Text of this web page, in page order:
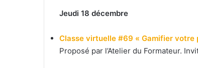
Jeudi 18 décembre
Classe virtuelle #69 « Gamifier votre
Proposé par l’Atelier du Formateur.